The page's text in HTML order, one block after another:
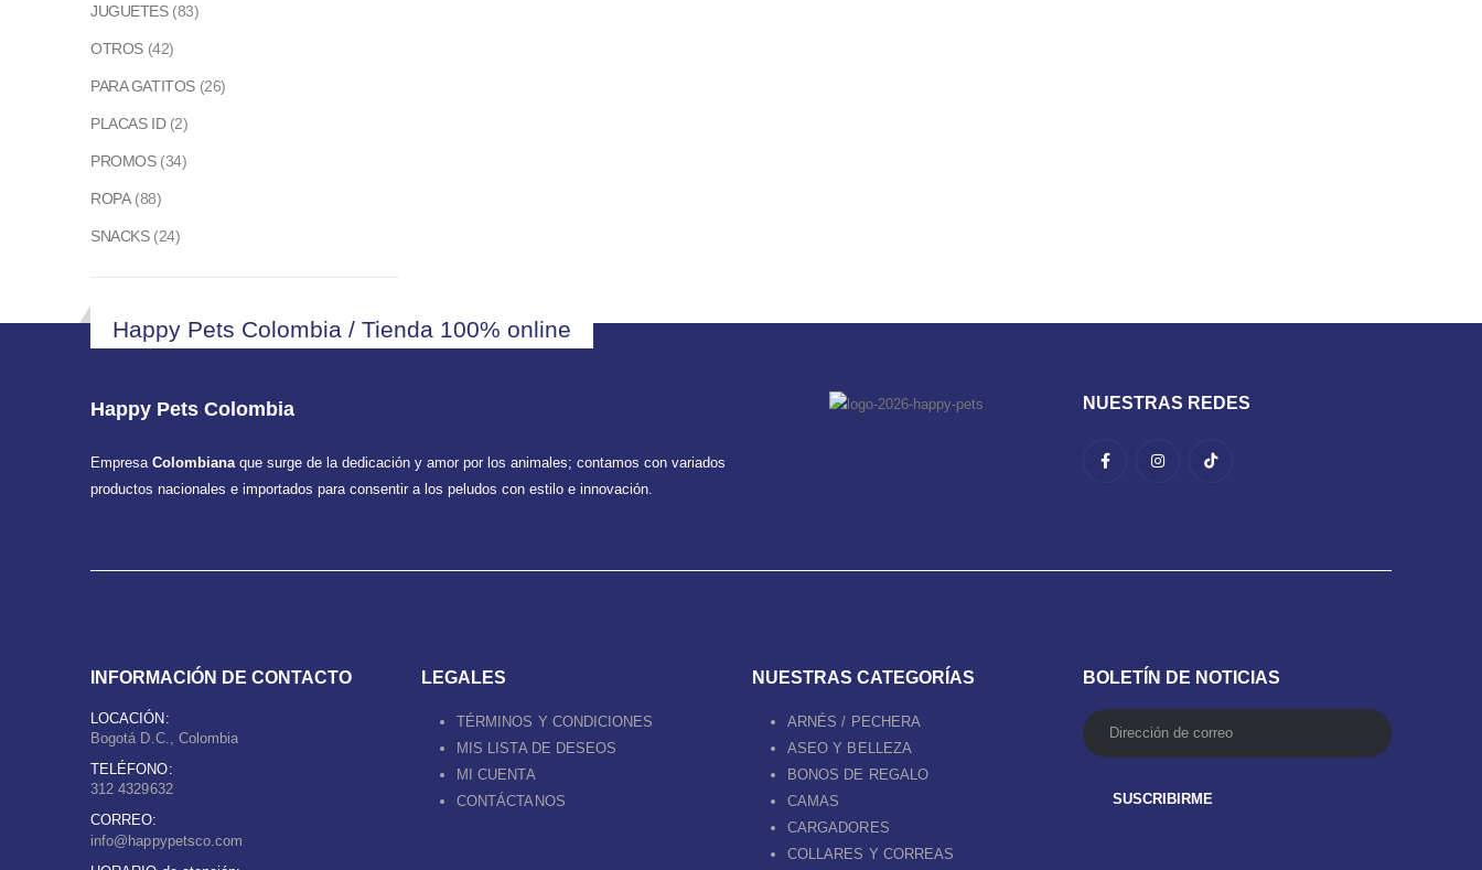
JUGUETES (83)
OTROS (42)
PARA GATITOS (26)
PLACAS ID (2)
PROMOS (34)
ROPA (88)
SNACKS (24)
Happy Pets Colombia / Tienda 100% online
Happy Pets Colombia
Empresa Colombiana que surge de la dedicación y amor por los animales; contamos con variados
productos nacionales e importados para consentir a los peludos con estilo e innovación.
NUESTRAS REDES
INFORMACIÓN DE CONTACTO
LOCACIÓN:
Bogotá D.C., Colombia
TELÉFONO:
312 4329632
CORREO:
info@happypetsco.com
LEGALES
TÉRMINOS Y CONDICIONES
MIS LISTA DE DESEOS
MI CUENTA
CONTÁCTANOS
NUESTRAS CATEGORÍAS
ARNÉS / PECHERA
ASEO Y BELLEZA
BONOS DE REGALO
CAMAS
CARGADORES
COLLARES Y CORREAS
BOLETÍN DE NOTICIAS